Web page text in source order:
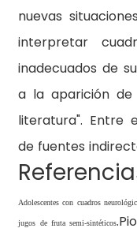
nuevas
interpretar
inadecuados de
a la aparición
literatura". Entre
de fuentes
Adolescentes con cuadros
jugos de fruta semi-sintéticos